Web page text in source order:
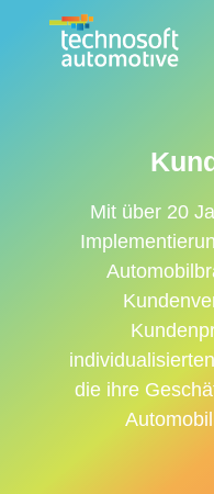
Mit über 20
die ihre